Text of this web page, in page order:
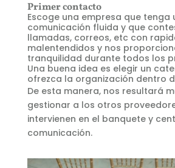
Primer contacto
Escoge una empresa que tenga
comunicación fluida y que
llamadas, correos, etc con
malentendidos y nos
tranquilidad durante todos los
Una buena idea es elegir un
ofrezca la organización dentro
De esta manera, nos resultará
gestionar a los otros
intervienen en el banquete y
comunicación.